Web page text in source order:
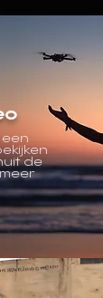
een
de